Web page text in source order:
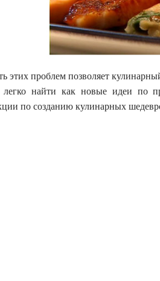
этих проблем позволяет
легко найти как новые идеи по
по созданию кулинарных